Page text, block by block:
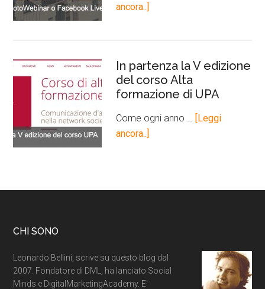
ancora..]
In partenza la V edizione
del corso Alta
formazione di UPA
Come ogni anno … [Leggi
ancora..]
CHI SONO
Leonardo Bellini, scrive su questo blog dal
2007. Fondatore di DML, ha lanciato Social
Minds e DigitalMarketingAcademy. E'